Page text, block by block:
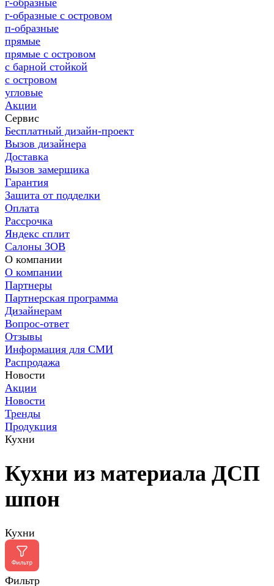
г-образные
г-образные с островом
п-образные
прямые
прямые с островом
с барной стойкой
с островом
угловые
Акции
Сервис
Бесплатный дизайн-проект
Вызов дизайнера
Доставка
Вызов замерщика
Гарантия
Защита от подделки
Оплата
Рассрочка
Яндекс сплит
Салоны ЗОВ
О компании
О компании
Партнеры
Партнерская программа
Дизайнерам
Вопрос-ответ
Отзывы
Информация для СМИ
Распродажа
Новости
Акции
Новости
Тренды
Продукция
Кухни
Кухни из материала ДСП
шпон
Кухни
Фильтр